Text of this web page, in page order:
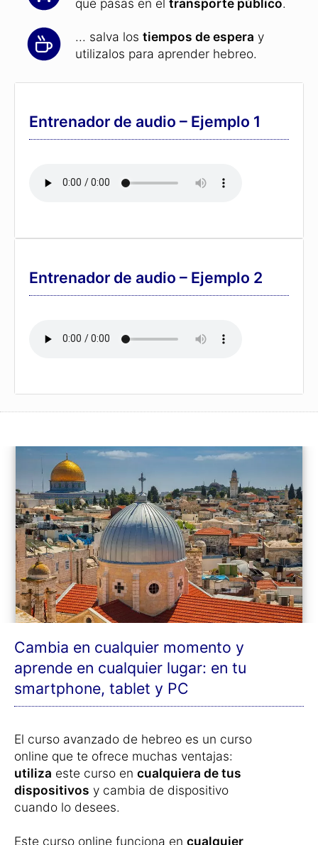
en casa .
que pasas en eltransporte público.
... salva lostiempos de espera y
utilizalos para aprender hebreo.
aprende en cualquier lugar: en tu
smartphone, tablet y PC
online que te ofrece muchas ventajas: